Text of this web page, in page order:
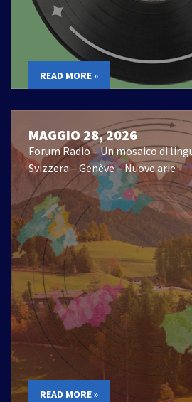
READ MORE »
MAGGIO 28, 2026
Forum Radio – Un mosaico di
Svizzera – Genève – Nuove arie
READ MORE »